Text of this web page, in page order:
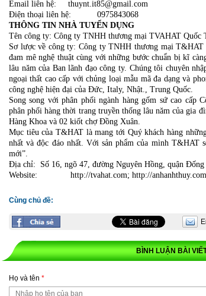
Email liên hệ: thuynt.it85@gmail.com
Điện thoại liên hệ: 0975843068
THÔNG TIN NHÀ TUYỂN DỤNG
Tên công ty: Công ty TNHH thương mại TVAHAT Quốc
Sơ lược về công ty: Công ty TNHH thương mại
đam mê nghệ thuật cùng với những bước chuẩn bị kĩ
lâu năm của Ban lãnh đạo công ty. Chúng tôi chuyên
ngoại thất cao cấp với chủng loại mẫu mã đa dạng và
công nghệ hiện đại của Đức, Italy, Nhật., Trung Quốc.
Song song với phân phối ngành hàng gốm sứ cao cấp
phân phối hàng thời trang truyền thống lâu năm của gia
Hàng Khoa và 02 kiốt chợ Đồng Xuân.
Mục tiêu của T&HAT là mang tới Quý khách hàng
nhất và độc đáo nhất. Với sản phẩm của mình T&HAT
mới”.
Địa chỉ: Số 16, ngõ 47, đường Nguyên Hồng, quận
Website: http://tvahat.com; http://anhanhthuy.com
Cùng chủ đề:
BÌNH LUẬN BÀI
Họ và tên *